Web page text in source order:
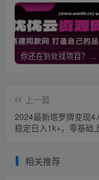
你还在到处找项目？还在当韭菜？我靠网创资源站一个月收入5万+，曾经我也是个失败者。
上一篇
2024最新塔罗牌变现
稳定日入1k+，零基础
相关推荐